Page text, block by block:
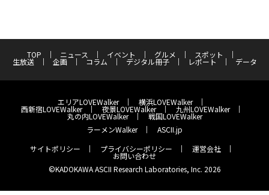
TOP ニュース イベント グルメ スポット
生放送 企画 コラム デジタル冊子 レポート データ
エリアLOVEWalker 横浜LOVEWalker
西新宿LOVEWalker 夜景LOVEWalker 九州LOVEWalker
丸の内LOVEWalker
戦国LOVEWalker
ラーメンWalker
ASCII.jp
サイトポリシー
プライバシーポリシー 運営会社
お問い合わせ
©KADOKAWA ASCII Research Laboratories, Inc. 2026